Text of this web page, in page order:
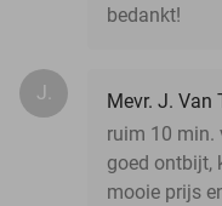
bedankt!
J.
Mevr. J. Van
ruim 10 min.
goed ontbijt,
mooie prijs